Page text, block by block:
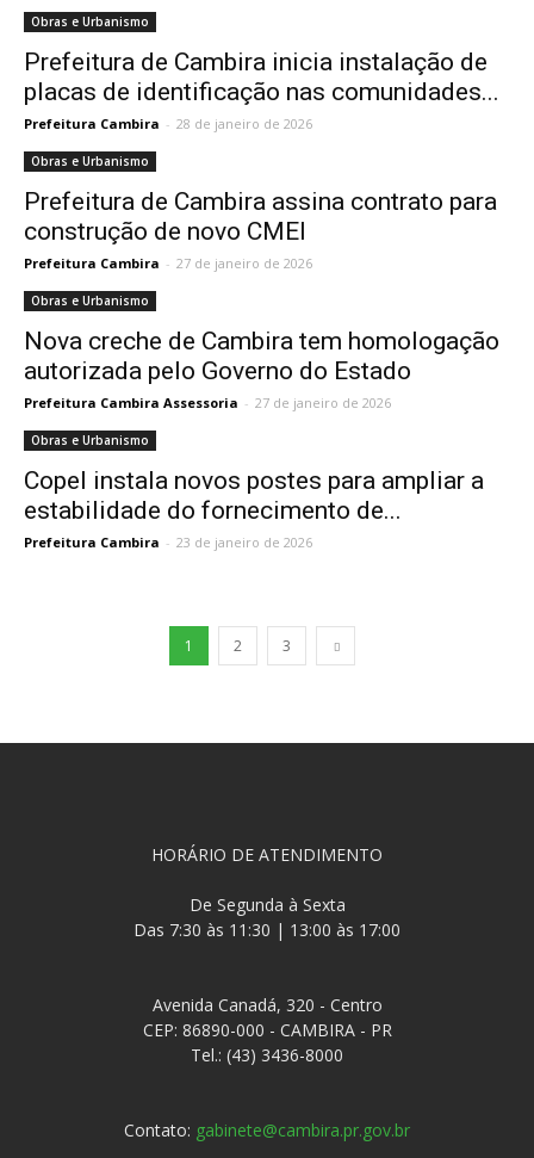
Obras e Urbanismo
Prefeitura de Cambira inicia instalação de
placas de identificação nas comunidades...
Prefeitura Cambira - 28 de janeiro de 2026
Obras e Urbanismo
Prefeitura de Cambira assina contrato para
construção de novo CMEI
Prefeitura Cambira - 27 de janeiro de 2026
Obras e Urbanismo
Nova creche de Cambira tem homologação
autorizada pelo Governo do Estado
Prefeitura Cambira Assessoria - 27 de janeiro de 2026
Obras e Urbanismo
Copel instala novos postes para ampliar a
estabilidade do fornecimento de...
Prefeitura Cambira - 23 de janeiro de 2026
1 2 3
HORÁRIO DE ATENDIMENTO
De Segunda à Sexta
Das 7:30 às 11:30 | 13:00 às 17:00
Avenida Canadá, 320 - Centro
CEP: 86890-000 - CAMBIRA - PR
Tel.: (43) 3436-8000
Contato: gabinete@cambira.pr.gov.br